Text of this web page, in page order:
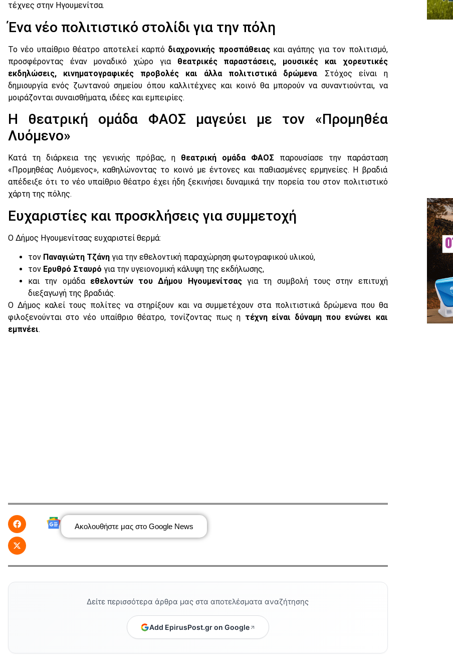
τέχνες στην Ηγουμενίτσα.
Ένα νέο πολιτιστικό στολίδι για την πόλη
Το νέο υπαίθριο θέατρο αποτελεί καρπό διαχρονικής προσπάθειαςκαι αγάπης για τον πολιτισμό,
προσφέροντας έναν μοναδικό χώρο για θεατρικές παραστάσεις, μουσικές και χορευτικές
εκδηλώσεις, κινηματογραφικές προβολές και άλλα πολιτιστικά δρώμενα. Στόχος είναι η
δημιουργία ενός ζωντανού σημείου όπου καλλιτέχνες και κοινό θα μπορούν να συναντιούνται, να
μοιράζονται συναισθήματα, ιδέες και εμπειρίες.
Η θεατρική ομάδα ΦΑΟΣ μαγεύει με τον «Προμηθέα
Λυόμενο»
Κατά τη διάρκεια της γενικής πρόβας, η θεατρική ομάδα ΦΑΟΣ παρουσίασε την παράσταση
«Προμηθέας Λυόμενος», καθηλώνοντας το κοινό με έντονες και παθιασμένες ερμηνείες. Η βραδιά
απέδειξε ότι το νέο υπαίθριο θέατρο έχει ήδη ξεκινήσει δυναμικά την πορεία του στον πολιτιστικό
χάρτη της πόλης.
Ευχαριστίες και προσκλήσεις για συμμετοχή
Ο Δήμος Ηγουμενίτσας ευχαριστεί θερμά:
τον Παναγιώτη Τζάνη για την εθελοντική παραχώρηση φωτογραφικού υλικού,
τον Ερυθρό Σταυρό για την υγειονομική κάλυψη της εκδήλωσης,
και την ομάδα εθελοντών του Δήμου Ηγουμενίτσαςγια τη συμβολή τους στην επιτυχή
διεξαγωγή της βραδιάς.
Ο Δήμος καλεί τους πολίτες να στηρίξουν και να συμμετέχουν στα πολιτιστικά δρώμενα που θα
φιλοξενούνται στο νέο υπαίθριο θέατρο, τονίζοντας πως η τέχνη είναι δύναμη που ενώνει και
εμπνέει.
Ακολουθήστε μας στο Google News
Δείτε περισσότερα άρθρα μας στα αποτελέσματα αναζήτησης
Add EpirusPost.gr on Google